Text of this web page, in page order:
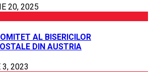
20, 2025
AL BISERICILOR
DIN AUSTRIA
3, 2023